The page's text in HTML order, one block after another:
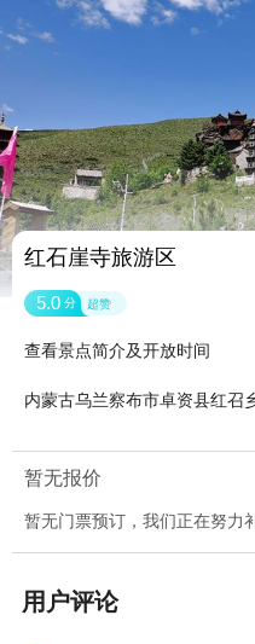
红石崖寺旅游区
5.0 分 超赞
查看景点简介及开放时间
内蒙古乌兰察布市卓资县红召
暂无报价
暂无门票预订，我们正在努力
用户评论
